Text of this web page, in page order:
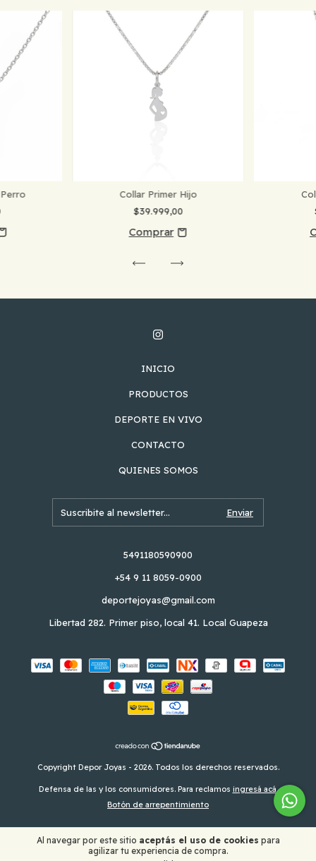
Al navegar por este sitio aceptás el uso de cookies para
agilizar tu experiencia de compra.
Collar Primer Hijo
$39.999,00
INICIO
PRODUCTOS
DEPORTE EN VIVO
CONTACTO
QUIENES SOMOS
5491180590900
+54 9 11 8059-0900
deportejoyas@gmail.com
Libertad 282. Primer piso, local 41. Local Guapeza
Copyright Depor Joyas - 2026. Todos los derechos reservados.
Defensa de las y los consumidores. Para reclamos ingresá acá.
Botón de arrepentimiento